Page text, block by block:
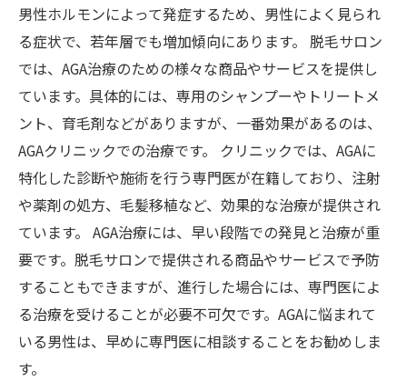
男性ホルモンによって発症するため、男性によく見られ
る症状で、若年層でも増加傾向にあります。 脱毛サロン
では、AGA治療のための様々な商品やサービスを提供し
ています。具体的には、専用のシャンプーやトリートメ
ント、育毛剤などがありますが、一番効果があるのは、
AGAクリニックでの治療です。 クリニックでは、AGAに
特化した診断や施術を行う専門医が在籍しており、注射
や薬剤の処方、毛髪移植など、効果的な治療が提供され
ています。 AGA治療には、早い段階での発見と治療が重
要です。脱毛サロンで提供される商品やサービスで予防
することもできますが、進行した場合には、専門医によ
る治療を受けることが必要不可欠です。AGAに悩まれて
いる男性は、早めに専門医に相談することをお勧めしま
す。